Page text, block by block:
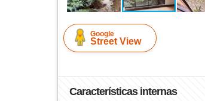
Google
Street View
Características internas